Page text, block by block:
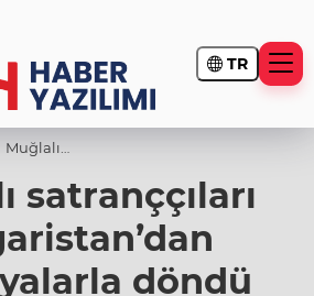
TR
Muğlalı
Bulgaristan’dan
madalyalarla
satranççıları
döndü